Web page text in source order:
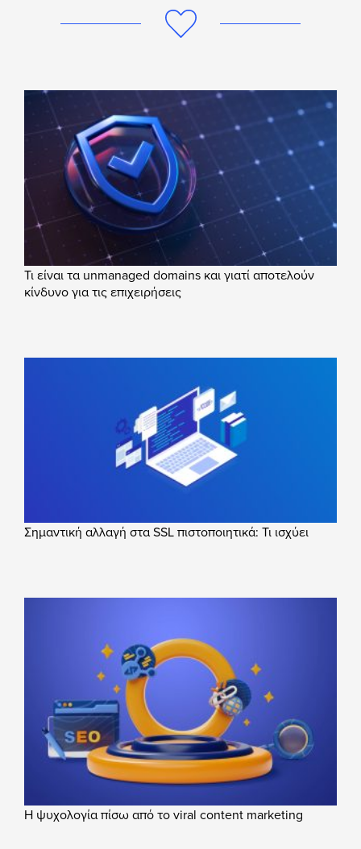
Τι είναι τα unmanaged domains και γιατί αποτελούν
κίνδυνο για τις επιχειρήσεις
Σημαντική αλλαγή στα SSL πιστοποιητικά: Τι ισχύει
Η ψυχολογία πίσω από το viral content marketing